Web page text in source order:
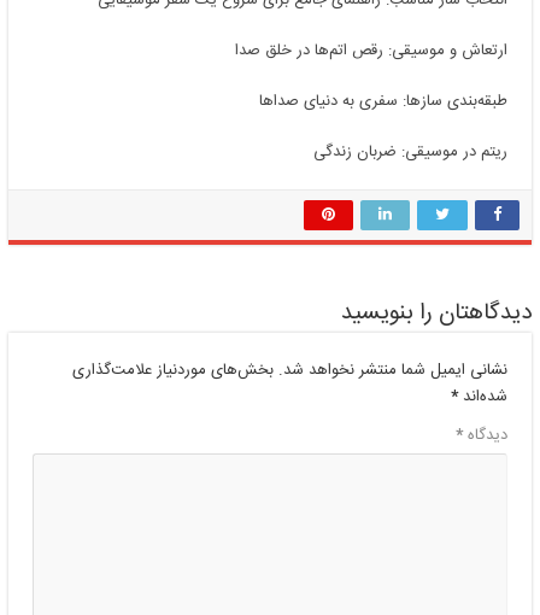
ارتعاش و موسیقی: رقص اتم‌ها در خلق صدا
طبقه‌بندی سازها: سفری به دنیای صداها
ریتم در موسیقی: ضربان زندگی
دیدگاهتان را بنویسید
نشانی ایمیل شما منتشر نخواهد شد. بخش‌های موردنیاز علامت‌گذاری
شده‌اند*
دیدگاه*